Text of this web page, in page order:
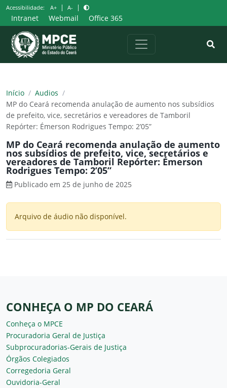
Pular
para
o
conteúdo
Acessibilidade: A+ | A- |
Intranet Webmail Office 365
Início / Audios /
MP do Ceará recomenda anulação de aumento nos subsídios
de prefeito, vice, secretários e vereadores de Tamboril
Repórter: Émerson Rodrigues Tempo: 2’05”
MP do Ceará recomenda anulação de aumento
nos subsídios de prefeito, vice, secretários e
vereadores de Tamboril Repórter: Émerson
Rodrigues Tempo: 2’05”
Publicado em 25 de junho de 2025
Arquivo de áudio não disponível.
CONHEÇA O MP DO CEARÁ
Conheça o MPCE
Procuradoria Geral de Justiça
Subprocuradorias-Gerais de Justiça
Órgãos Colegiados
Corregedoria Geral
Ouvidoria-Geral